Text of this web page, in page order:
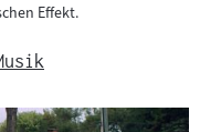
Effekt.